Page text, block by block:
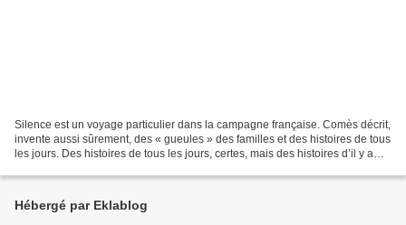
Silence est un voyage particulier dans la campagne française. Comès décrit,
invente aussi sûrement, des « gueules » des familles et des histoires de tous
les jours. Des histoires de tous les jours, certes, mais des histoires d’il y a
Hébergé par Eklablog